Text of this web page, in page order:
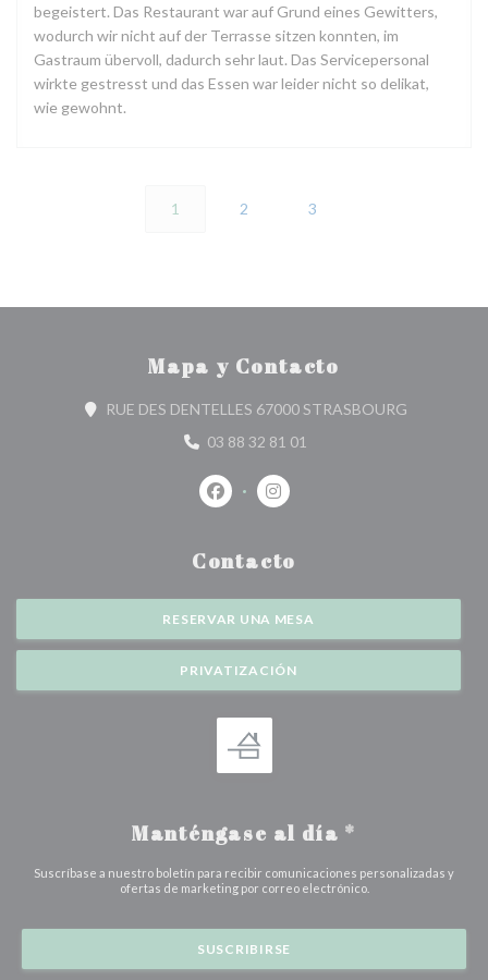
begeistert. Das Restaurant war auf Grund eines Gewitters,
wodurch wir nicht auf der Terrasse sitzen konnten, im
Gastraum übervoll, dadurch sehr laut. Das Servicepersonal
wirkte gestresst und das Essen war leider nicht so delikat,
wie gewohnt.
1 2 3
Mapa y Contacto
RUE DES DENTELLES 67000 STRASBOURG
03 88 32 81 01
Facebook ((abre en una nueva
Instagram ((abre en una
Contacto
RESERVAR UNA MESA
PRIVATIZACIÓN
Manténgase al día *
Suscríbase a nuestro boletín para recibir comunicaciones personalizadas y
ofertas de marketing por correo electrónico.
SUSCRIBIRSE